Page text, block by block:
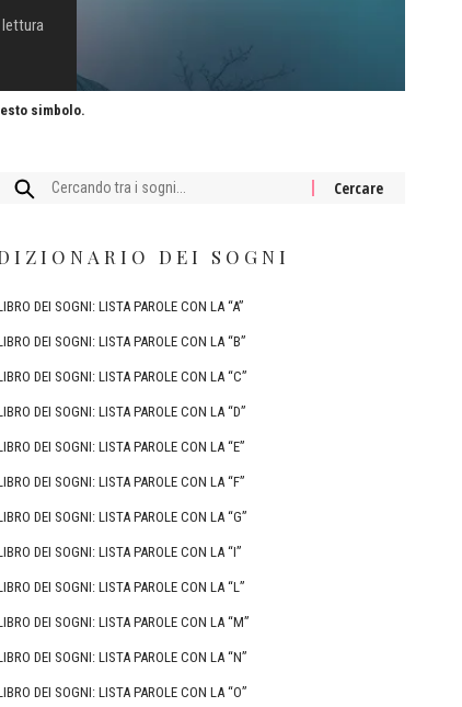
lettura
simbolo.
Cercare:
DEI SOGNI
DEI SOGNI: LISTA PAROLE CON LA “A”
DEI SOGNI: LISTA PAROLE CON LA “B”
DEI SOGNI: LISTA PAROLE CON LA “C”
DEI SOGNI: LISTA PAROLE CON LA “D”
DEI SOGNI: LISTA PAROLE CON LA “E”
DEI SOGNI: LISTA PAROLE CON LA “F”
DEI SOGNI: LISTA PAROLE CON LA “G”
DEI SOGNI: LISTA PAROLE CON LA “I”
DEI SOGNI: LISTA PAROLE CON LA “L”
DEI SOGNI: LISTA PAROLE CON LA “M”
DEI SOGNI: LISTA PAROLE CON LA “N”
DEI SOGNI: LISTA PAROLE CON LA “O”